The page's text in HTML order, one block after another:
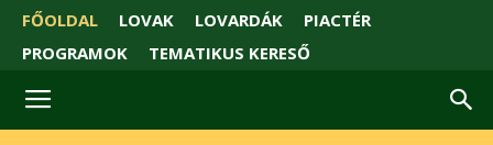
FŐOLDAL LOVAK LOVARDÁK
PIACTÉR
PROGRAMOK
TEMATIKUS KERESŐ